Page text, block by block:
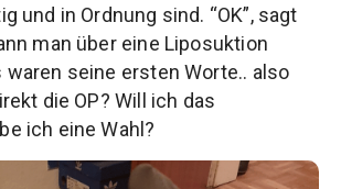
und in Ordnung sind. “OK”, sagt
man über eine Liposuktion
waren seine ersten Worte.. also
die OP? Will ich das
ich eine Wahl?